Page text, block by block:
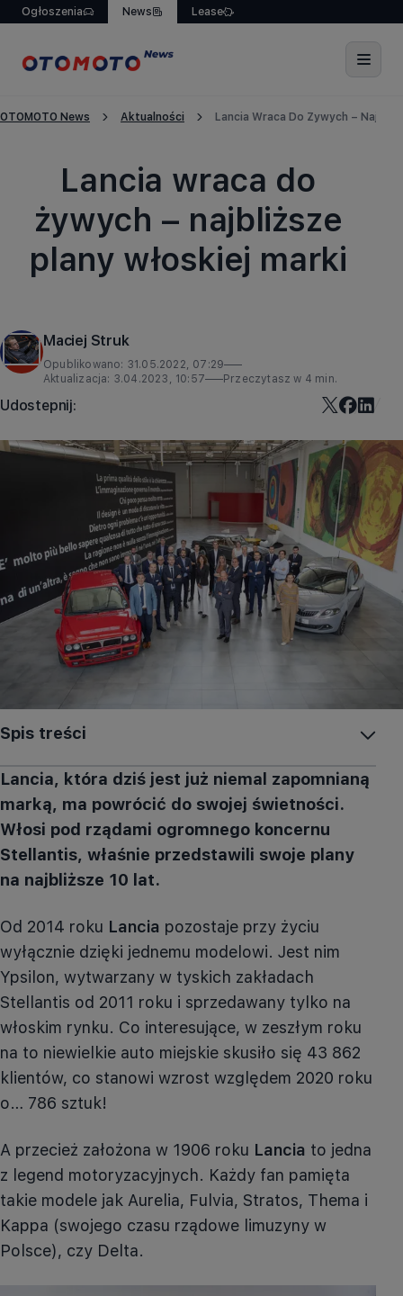
Ogłoszenia News Lease
OTOMOTO News Aktualności Lancia Wraca Do Żywych –
Lancia wraca do
żywych – najbliższe
plany włoskiej marki
Maciej Struk
Opublikowano: 31.05.2022, 07:29
Aktualizacja: 3.04.2023, 10:57 Przeczytasz w 4 min.
Udostepnij:
Spis treści
Lancia, która dziś jest już niemal zapomnianą
marką, ma powrócić do swojej świetności.
Włosi pod rządami ogromnego koncernu
Stellantis, właśnie przedstawili swoje plany
na najbliższe 10 lat.
Od 2014 roku Lancia pozostaje przy życiu
wyłącznie dzięki jednemu modelowi. Jest nim
Ypsilon, wytwarzany w tyskich zakładach
Stellantis od 2011 roku i sprzedawany tylko na
włoskim rynku. Co interesujące, w zeszłym roku
na to niewielkie auto miejskie skusiło się 43 862
klientów, co stanowi wzrost względem 2020 roku
o… 786 sztuk!
A przecież założona w 1906 roku Lancia to jedna
z legend motoryzacyjnych. Każdy fan pamięta
takie modele jak Aurelia, Fulvia, Stratos, Thema i
Kappa (swojego czasu rządowe limuzyny w
Polsce), czy Delta.